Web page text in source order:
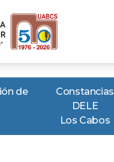
de
Constancias
DELE
Los Cabos